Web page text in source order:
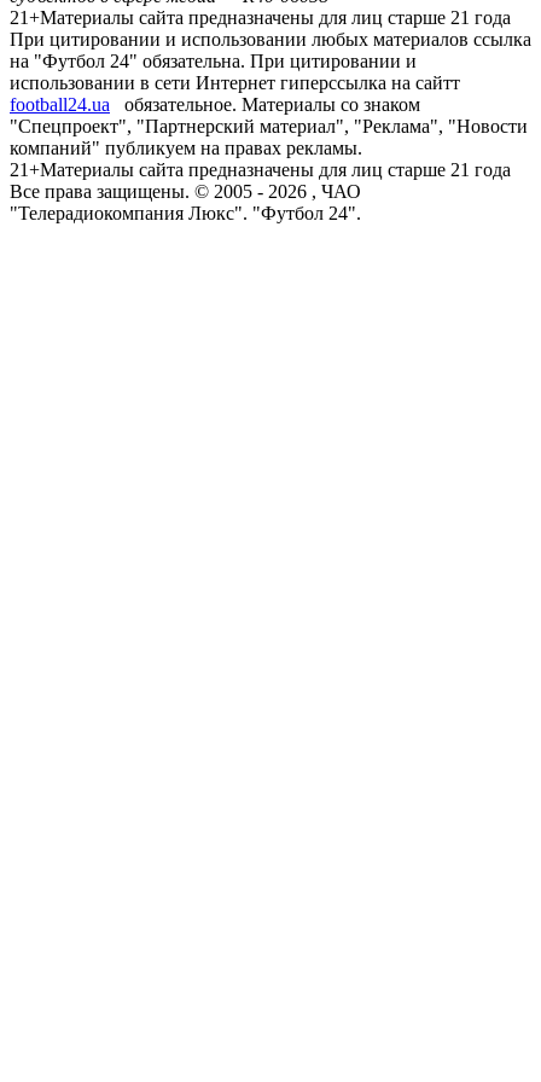
21+Материалы сайта предназначены для лиц старше 21 года
При цитировании и использовании любых материалов ссылка
на "Футбол 24" обязательна. При цитировании и
использовании в сети Интернет гиперссылка на сайтт
football24.ua
обязательное. Материалы со знаком
"Спецпроект", "Партнерский материал", "Реклама", "Новости
компаний" публикуем на правах рекламы.
21+Материалы сайта предназначены для лиц старше 21 года
Все права защищены. © 2005 - 2026 , ЧАО
"Телерадиокомпания Люкс". "Футбол 24".